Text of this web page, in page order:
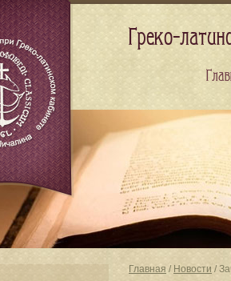
Главная / Новости /
Греко-